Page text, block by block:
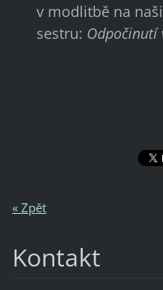
v modlitbě na
sestru: Odpočinutí
« Zpět
Kontakt